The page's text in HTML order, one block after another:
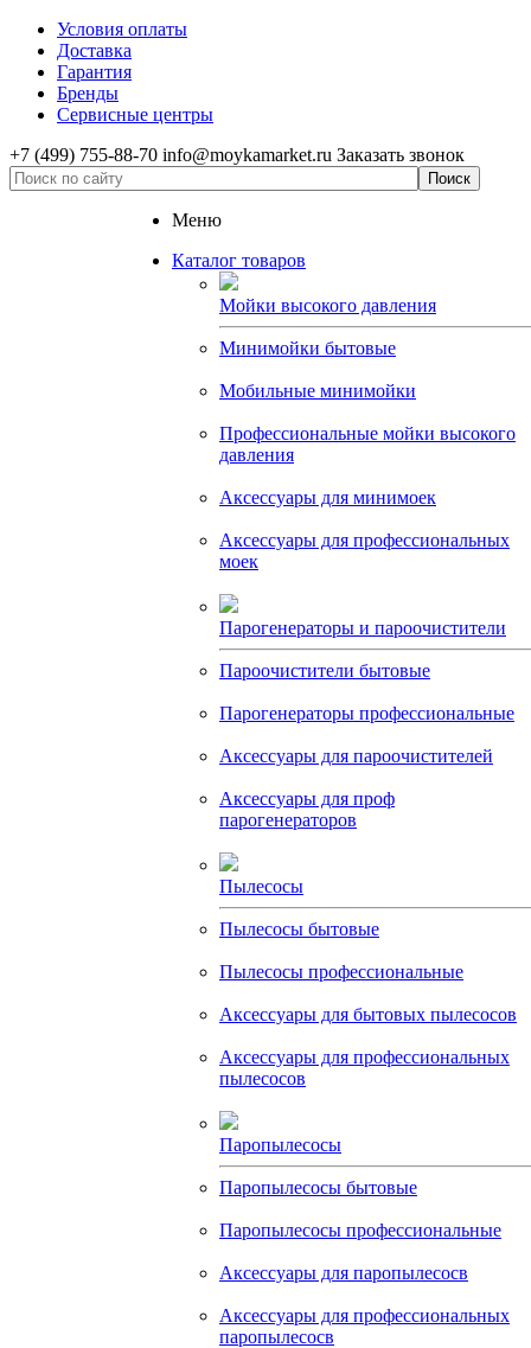
Условия оплаты
Доставка
Гарантия
Бренды
Сервисные центры
+7 (499) 755-88-70 info@moykamarket.ru Заказать звонок
Меню
Каталог товаров
Мойки высокого давления
Минимойки бытовые
Мобильные минимойки
Профессиональные мойки высокого
давления
Аксессуары для минимоек
Аксессуары для профессиональных
моек
Парогенераторы и пароочистители
Пароочистители бытовые
Парогенераторы профессиональные
Аксессуары для пароочистителей
Аксессуары для проф
парогенераторов
Пылесосы
Пылесосы бытовые
Пылесосы профессиональные
Аксессуары для бытовых пылесосов
Аксессуары для профессиональных
пылесосов
Паропылесосы
Паропылесосы бытовые
Паропылесосы профессиональные
Аксессуары для паропылесосв
Аксессуары для профессиональных
паропылесосв